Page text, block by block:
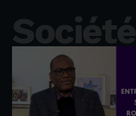
Société